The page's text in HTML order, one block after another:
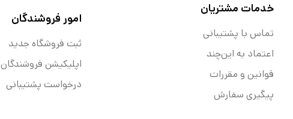
خدمات مشتریان
تماس با پشتیبانی
اعتماد به این‌چند
قوانین و مقررات
پیگیری سفارش
امور فروشندگان
ثبت فروشگاه جدید
اپلیکیشن فروشندگان
درخواست پشتیبانی